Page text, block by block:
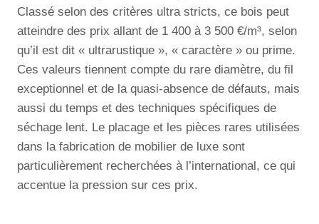
Classé selon des critères ultra stricts, ce bois peut
atteindre des prix allant de 1 400 à 3 500 €/m³, selon
qu’il est dit « ultrarustique », « caractère » ou prime.
Ces valeurs tiennent compte du rare diamètre, du fil
exceptionnel et de la quasi-absence de défauts, mais
aussi du temps et des techniques spécifiques de
séchage lent. Le placage et les pièces rares utilisées
dans la fabrication de mobilier de luxe sont
particulièrement recherchées à l’international, ce qui
accentue la pression sur ces prix.